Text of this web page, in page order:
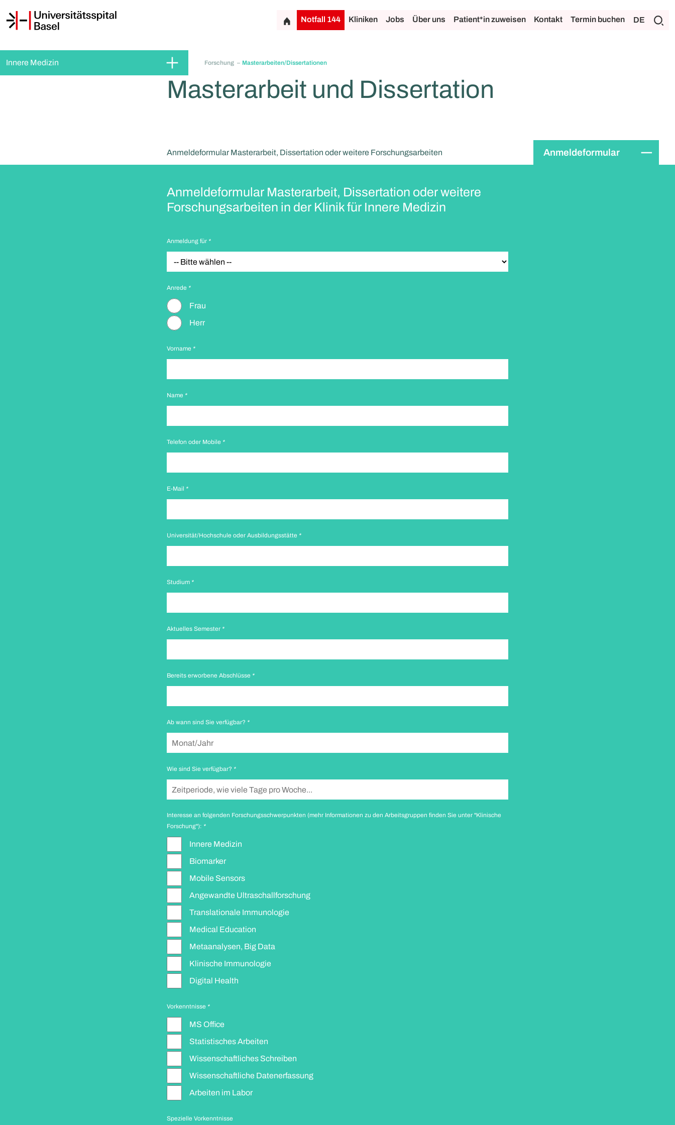
Notfall 144 Kliniken Jobs Über uns Patient*in zuweisen Kontakt Termin buchen DE
Innere Medizin Forschung Masterarbeiten/Dissertationen
Masterarbeit und Dissertation
Anmeldeformular Masterarbeit, Dissertation oder weitere Forschungsarbeiten Anmeldeformular
Anmeldeformular Masterarbeit, Dissertation oder weitere
Forschungsarbeiten in der Klinik für Innere Medizin
Anmeldung für *
Anrede *
Frau
Herr
Vorname *
Name *
Telefon oder Mobile *
E-Mail *
Universität/Hochschule oder Ausbildungsstätte *
Studium *
Aktuelles Semester *
Bereits erworbene Abschlüsse *
Ab wann sind Sie verfügbar? *
Wie sind Sie verfügbar? *
Interesse an folgenden Forschungsschwerpunkten (mehr Informationen zu den Arbeitsgruppen finden Sie unter "Klinische
Forschung"): *
Innere Medizin
Biomarker
Mobile Sensors
Angewandte Ultraschallforschung
Translationale Immunologie
Medical Education
Metaanalysen, Big Data
Klinische Immunologie
Digital Health
Vorkenntnisse *
MS Office
Statistisches Arbeiten
Wissenschaftliches Schreiben
Wissenschaftliche Datenerfassung
Arbeiten im Labor
Spezielle Vorkenntnisse